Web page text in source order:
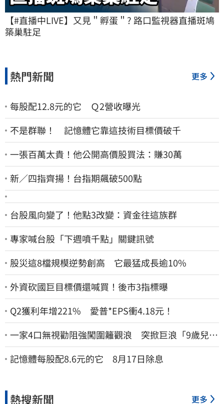
【#直播中LIVE】又見＂孵蛋＂? 路口監視器直播斑鳩
築巢駐足
熱門新聞 更多
每股配12.8元的它 Ｑ2營收曝光
不是群聯！ 記憶體它靠這技術目標價破千
一張百萬太貴！他公開高價股買法：賺30萬
新／四指齊揚！台指期飆破500點
台股風向變了！他點3改變：資金往這族群
專家喊台股「下週噴千點」關鍵訊號
股災這8檔規模逆勢創高 它最猛成長逾10%
外資砍國巨目標價還喊買！後市3指標曝
Q2獲利年增221% 愛普*EPS衝4.18元！
一家4口無視勸阻強闖圍籬觀浪 突掀巨浪「9歲兒當
場遭捲入海」
記憶體每股配8.6元的它 8月17日除息
熱搜新聞 更多